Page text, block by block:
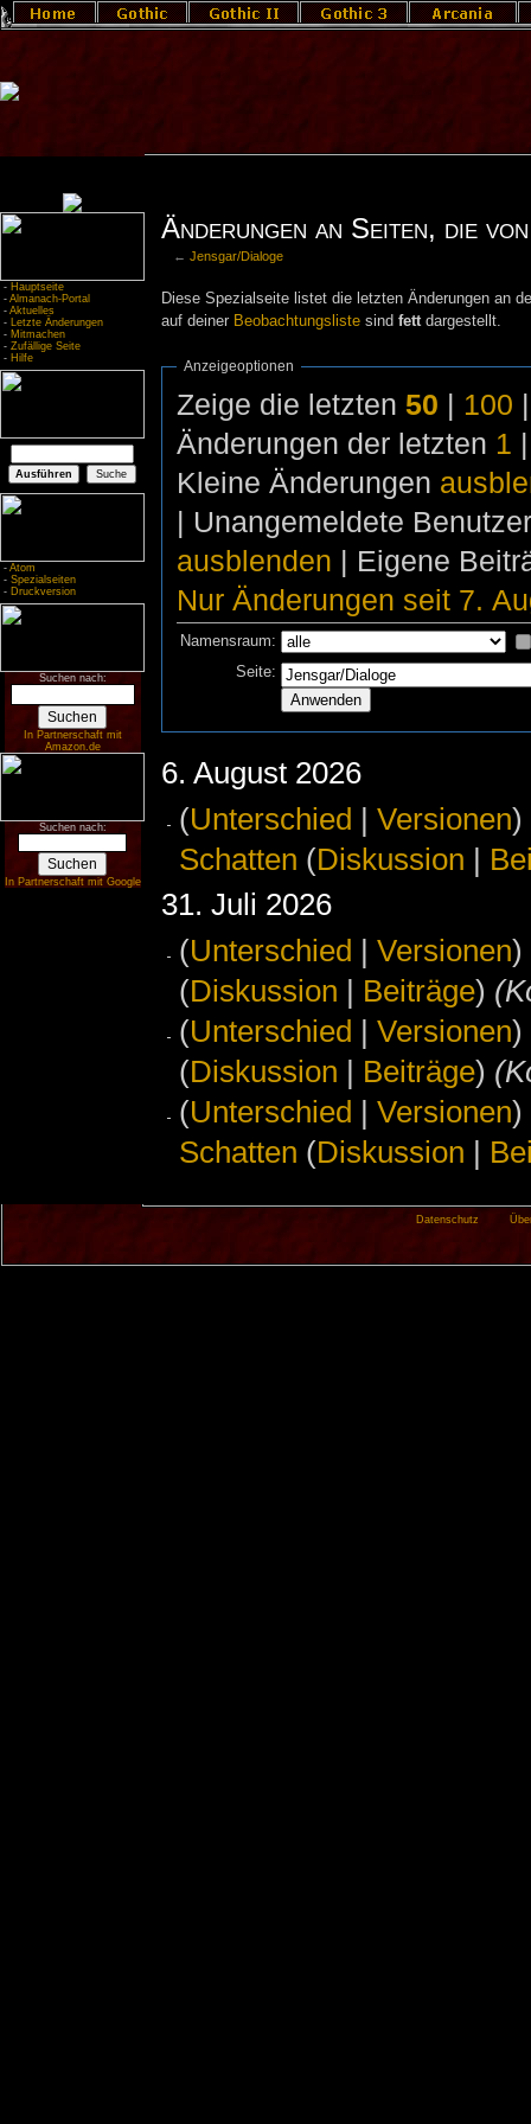
- Hauptseite
- Almanach-Portal
- Aktuelles
- Letzte Änderungen
- Mitmachen
- Zufällige Seite
- Hilfe
- Atom
- Spezialseiten
- Druckversion
Suchen nach:
In Partnerschaft mit
Amazon.de
Suchen nach:
In Partnerschaft mit Google
Änderungen an Seiten, die
←Jensgar/Dialoge
Diese Spezialseite listet die letzten Änderungen an
auf deiner Beobachtungslistesind fettdargestellt.
Anzeigeoptionen
Zeige die letzten 50 | 100
Änderungen der letzten 1
Kleine Änderungen
| Unangemeldete
ausblenden | Eigene
Nur Änderungen seit 7.
Namensraum:
Seite:
6. August 2026
(Unterschied | Versionen)
Schatten (Diskussion |
31. Juli 2026
(Unterschied | Versionen)
(Diskussion | Beiträge)
(Unterschied | Versionen)
(Diskussion | Beiträge)
(Unterschied | Versionen)
Schatten (Diskussion |
Datenschutz